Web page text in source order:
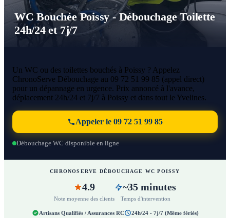
WC Bouchée Poissy - Débouchage Toilette
24h/24 et 7j/7
Un WC ou des toilettes bouchés à Poissy ? Appelez
ChronoServe Débouchage au 09 72 51 99 85 (appel direct)
pour un dépannage en urgence. Prix annoncé à l'avance,
déplacement 24h/24 et 7j/7 à Poissy et dans tout le Yvelines.
Appeler le 09 72 51 99 85
Débouchage WC disponible en ligne
CHRONOSERVE DÉBOUCHAGE WC POISSY
4.9
Note moyenne des clients
~35 minutes
Temps d'intervention
Artisans Qualifiés / Assurances RC 24h/24 - 7j/7 (Même fériés)